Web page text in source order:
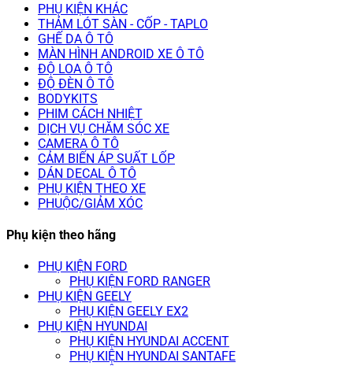
PHỤ KIỆN KHÁC
THẢM LÓT SÀN - CỐP - TAPLO
GHẾ DA Ô TÔ
MÀN HÌNH ANDROID XE Ô TÔ
ĐỘ LOA Ô TÔ
ĐỘ ĐÈN Ô TÔ
BODYKITS
PHIM CÁCH NHIỆT
DỊCH VỤ CHĂM SÓC XE
CAMERA Ô TÔ
CẢM BIẾN ÁP SUẤT LỐP
DÁN DECAL Ô TÔ
PHỤ KIỆN THEO XE
PHUỘC/GIẢM XÓC
Phụ kiện theo hãng
PHỤ KIỆN FORD
PHỤ KIỆN FORD RANGER
PHỤ KIỆN GEELY
PHỤ KIỆN GEELY EX2
PHỤ KIỆN HYUNDAI
PHỤ KIỆN HYUNDAI ACCENT
PHỤ KIỆN HYUNDAI SANTAFE